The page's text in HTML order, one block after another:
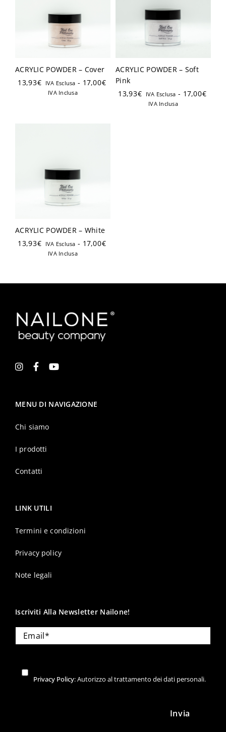
Hai già un account?
ACRYLIC POWDER – Cover
13,93€ IVA Esclusa - 17,00€
IVA Inclusa
ACRYLIC POWDER – Soft
Pink
13,93€ IVA Esclusa - 17,00€
IVA Inclusa
ACRYLIC POWDER – White
13,93€ IVA Esclusa - 17,00€
IVA Inclusa
MENU DI NAVIGAZIONE
Chi siamo
I prodotti
Contatti
LINK UTILI
Termini e condizioni
Privacy policy
Note legali
Iscriviti Alla Newsletter Nailone!
Privacy Policy: Autorizzo al trattamento dei dati personali.